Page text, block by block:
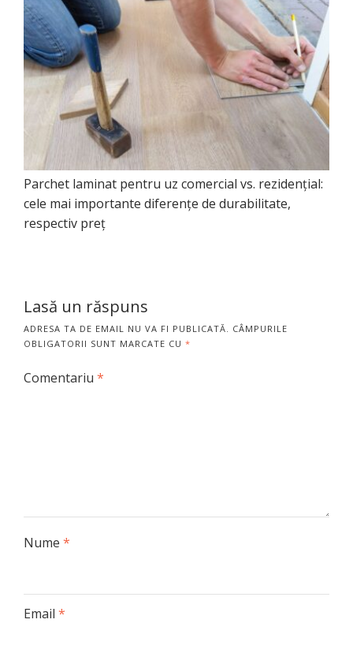
Parchet laminat pentru uz comercial vs. rezidențial:
cele mai importante diferențe de durabilitate,
respectiv preț
Lasă un răspuns
ADRESA TA DE EMAIL NU VA FI PUBLICATĂ. CÂMPURILE
OBLIGATORII SUNT MARCATE CU *
Comentariu *
Nume *
Email *